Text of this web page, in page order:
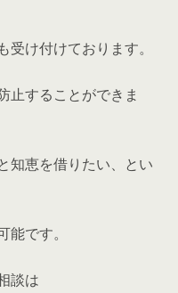
も受け付けております。
止することができま
知恵を借りたい、とい
です。
談は